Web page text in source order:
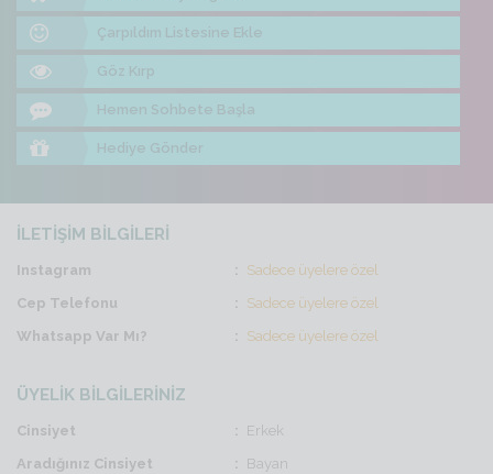
Çarpıldım Listesine Ekle
Göz Kırp
Hemen Sohbete Başla
Hediye Gönder
İLETİŞİM BİLGİLERİ
Instagram
Sadece üyelere özel
Cep Telefonu
Sadece üyelere özel
Whatsapp Var Mı?
Sadece üyelere özel
ÜYELİK BİLGİLERİNİZ
Cinsiyet
Erkek
Aradığınız Cinsiyet
Bayan